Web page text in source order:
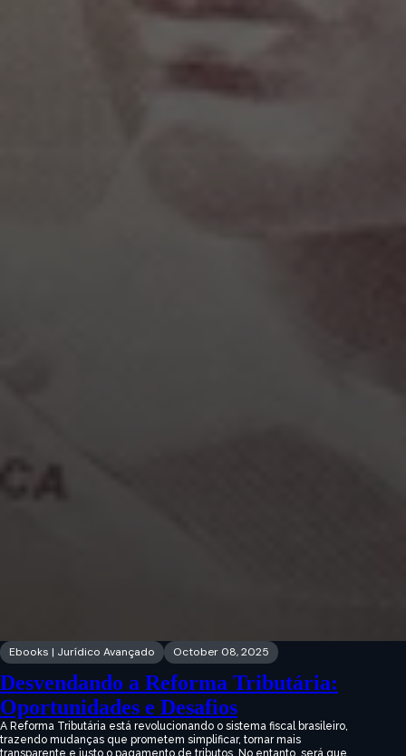
Ebooks | Jurídico Avançado October 08, 2025
Desvendando a Reforma Tributária:
Oportunidades e Desafios
A Reforma Tributária está revolucionando o sistema fiscal brasileiro,
trazendo mudanças que prometem simplificar, tornar mais
transparente e justo o pagamento de tributos. No entanto, será que